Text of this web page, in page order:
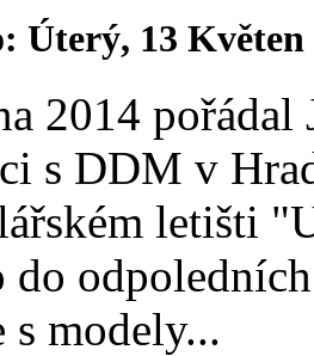
Úterý, 13 Květen
2014
s DDM v
letišti
do
s modely...